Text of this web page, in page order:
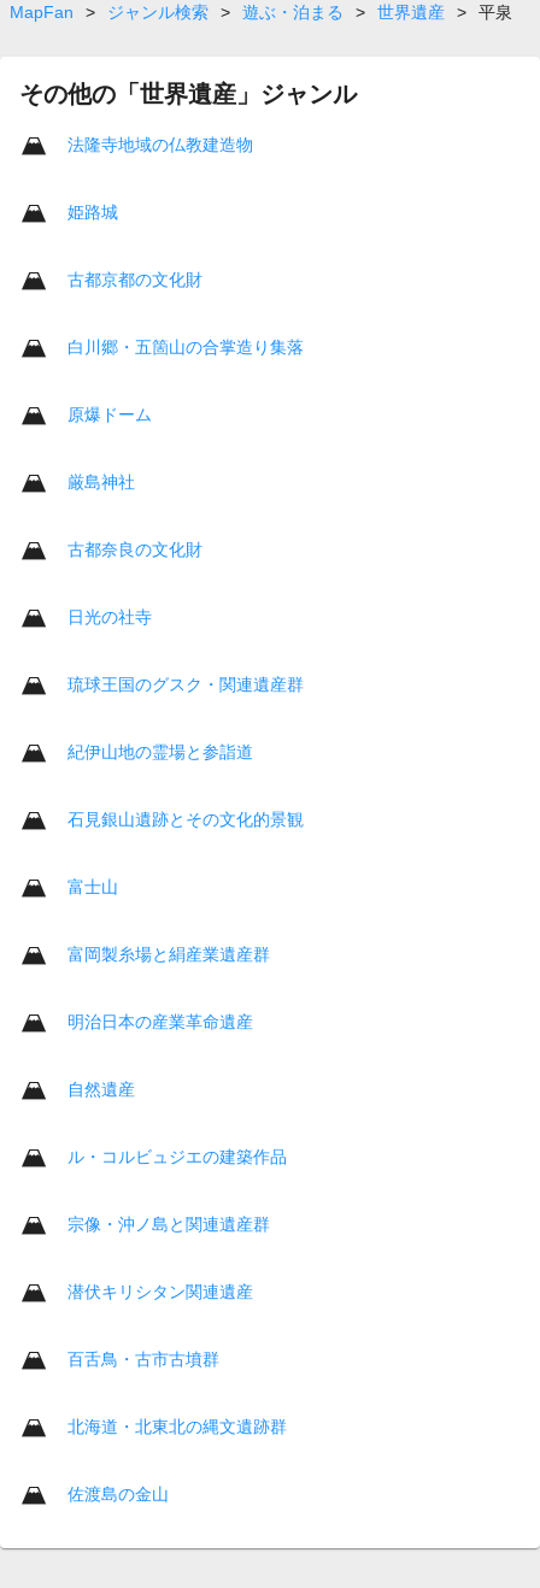
MapFan > ジャンル検索 > 遊ぶ・泊まる > 世界遺産 > 平泉
その他の「世界遺産」ジャンル
法隆寺地域の仏教建造物
姫路城
古都京都の文化財
白川郷・五箇山の合掌造り集落
原爆ドーム
厳島神社
古都奈良の文化財
日光の社寺
琉球王国のグスク・関連遺産群
紀伊山地の霊場と参詣道
石見銀山遺跡とその文化的景観
富士山
富岡製糸場と絹産業遺産群
明治日本の産業革命遺産
自然遺産
ル・コルビュジエの建築作品
宗像・沖ノ島と関連遺産群
潜伏キリシタン関連遺産
百舌鳥・古市古墳群
北海道・北東北の縄文遺跡群
佐渡島の金山